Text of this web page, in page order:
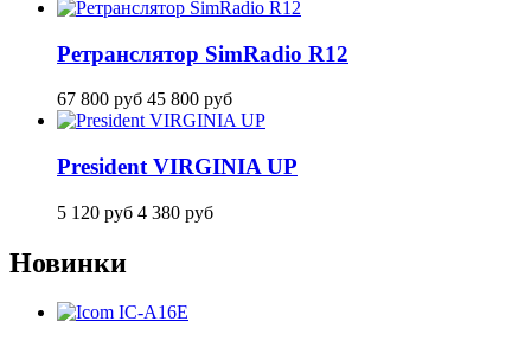
Ретранслятор SimRadio R12
67 800 руб 45 800 руб
President VIRGINIA UP
5 120 руб 4 380 руб
Новинки